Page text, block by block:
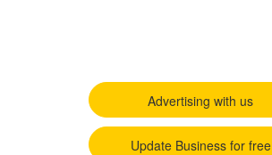
Advertising with us
Update Business for free